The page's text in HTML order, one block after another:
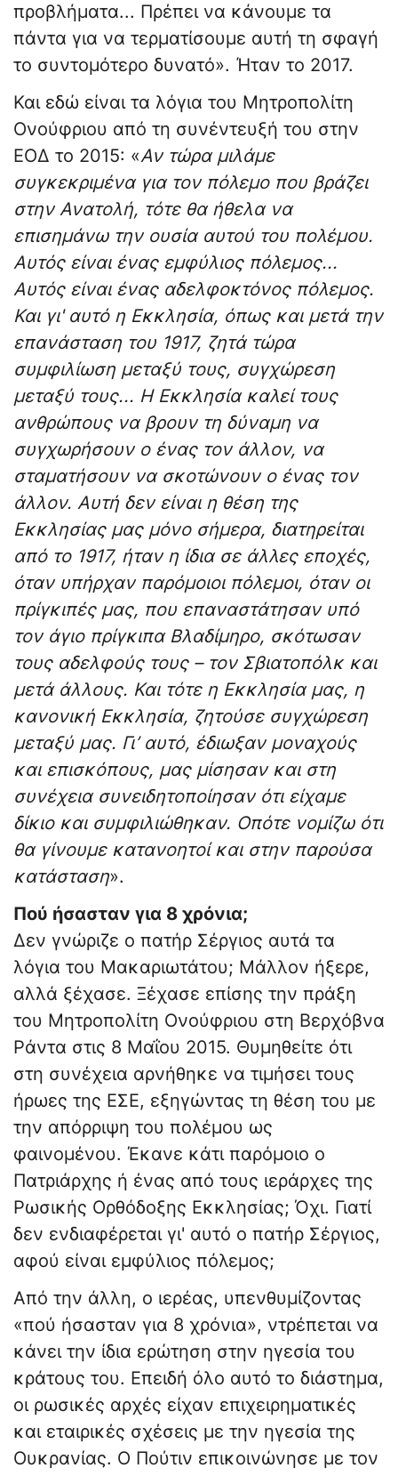
προβλήματα... Πρέπει να κάνουμε τα
πάντα για να τερματίσουμε αυτή τη σφαγή
το συντομότερο δυνατό». Ήταν το 2017.
Και εδώ είναι τα λόγια του Μητροπολίτη
Ονούφριου από τη συνέντευξή του στην
ΕΟΔ το 2015: «Αν τώρα μιλάμε
συγκεκριμένα για τον πόλεμο που βράζει
στην Ανατολή, τότε θα ήθελα να
επισημάνω την ουσία αυτού του πολέμου.
Αυτός είναι ένας εμφύλιος πόλεμος...
Αυτός είναι ένας αδελφοκτόνος πόλεμος.
Και γι' αυτό η Εκκλησία, όπως και μετά την
επανάσταση του 1917, ζητά τώρα
συμφιλίωση μεταξύ τους, συγχώρεση
μεταξύ τους... Η Εκκλησία καλεί τους
ανθρώπους να βρουν τη δύναμη να
συγχωρήσουν ο ένας τον άλλον, να
σταματήσουν να σκοτώνουν ο ένας τον
άλλον. Αυτή δεν είναι η θέση της
Εκκλησίας μας μόνο σήμερα, διατηρείται
από το 1917, ήταν η ίδια σε άλλες εποχές,
όταν υπήρχαν παρόμοιοι πόλεμοι, όταν οι
πρίγκιπές μας, που επαναστάτησαν υπό
τον άγιο πρίγκιπα Βλαδίμηρο, σκότωσαν
τους αδελφούς τους – τον Σβιατοπόλκ και
μετά άλλους. Και τότε η Εκκλησία μας, η
κανονική Εκκλησία, ζητούσε συγχώρεση
μεταξύ μας. Γι’ αυτό, έδιωξαν μοναχούς
και επισκόπους, μας μίσησαν και στη
συνέχεια συνειδητοποίησαν ότι είχαμε
δίκιο και συμφιλιώθηκαν. Οπότε νομίζω ότι
θα γίνουμε κατανοητοί και στην παρούσα
κατάσταση».
Πού ήσασταν για 8 χρόνια;
Δεν γνώριζε ο πατήρ Σέργιος αυτά τα
λόγια του Μακαριωτάτου; Μάλλον ήξερε,
αλλά ξέχασε. Ξέχασε επίσης την πράξη
του Μητροπολίτη Ονούφριου στη Βερχόβνα
Ράντα στις 8 Μαΐου 2015. Θυμηθείτε ότι
στη συνέχεια αρνήθηκε να τιμήσει τους
ήρωες της ΕΣΕ, εξηγώντας τη θέση του με
την απόρριψη του πολέμου ως
φαινομένου. Έκανε κάτι παρόμοιο ο
Πατριάρχης ή ένας από τους ιεράρχες της
Ρωσικής Ορθόδοξης Εκκλησίας; Όχι. Γιατί
δεν ενδιαφέρεται γι' αυτό ο πατήρ Σέργιος,
αφού είναι εμφύλιος πόλεμος;
Από την άλλη, ο ιερέας, υπενθυμίζοντας
«πού ήσασταν για 8 χρόνια», ντρέπεται να
κάνει την ίδια ερώτηση στην ηγεσία του
κράτους του. Επειδή όλο αυτό το διάστημα,
οι ρωσικές αρχές είχαν επιχειρηματικές
και εταιρικές σχέσεις με την ηγεσία της
Ουκρανίας. Ο Πούτιν επικοινώνησε με τον